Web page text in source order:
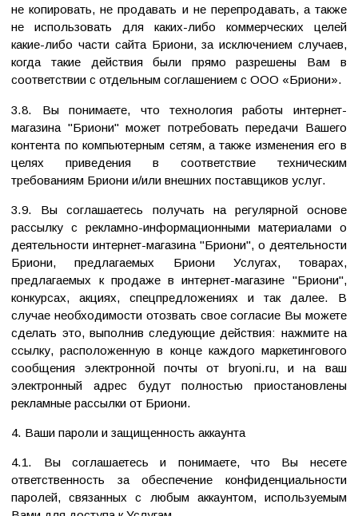
не копировать, не продавать и не перепродавать, а также
не использовать для каких-либо коммерческих целей
какие-либо части сайта Бриони, за исключением случаев,
когда такие действия были прямо разрешены Вам в
соответствии с отдельным соглашением с ООО «Бриони».
3.8. Вы понимаете, что технология работы интернет-
магазина "Бриони" может потребовать передачи Вашего
контента по компьютерным сетям, а также изменения его в
целях приведения в соответствие техническим
требованиям Бриони и/или внешних поставщиков услуг.
3.9. Вы соглашаетесь получать на регулярной основе
рассылку с рекламно-информационными материалами о
деятельности интернет-магазина "Бриони", о деятельности
Бриони, предлагаемых Бриони Услугах, товарах,
предлагаемых к продаже в интернет-магазине "Бриони",
конкурсах, акциях, спецпредложениях и так далее. В
случае необходимости отозвать свое согласие Вы можете
сделать это, выполнив следующие действия: нажмите на
ссылку, расположенную в конце каждого маркетингового
сообщения электронной почты от bryoni.ru, и на ваш
электронный адрес будут полностью приостановлены
рекламные рассылки от Бриони.
4. Ваши пароли и защищенность аккаунта
4.1. Вы соглашаетесь и понимаете, что Вы несете
ответственность за обеспечение конфиденциальности
паролей, связанных с любым аккаунтом, используемым